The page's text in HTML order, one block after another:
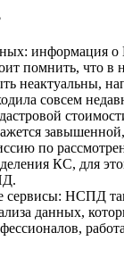
информация о
помнить, что в
неактуальны,
совсем
по
КС, для
сервисы: НСПД
данных,